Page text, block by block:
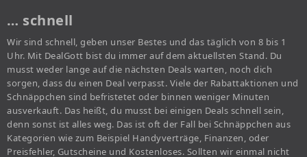
… schnell
Wir sind schnell, geben unser Bestes und das täglich von 8 bis 1
Uhr. Mit DealGott bist du immer auf dem aktuellsten Stand. Du
musst weder lange auf die nächsten Deals warten, noch dich
sorgen, dass du einen Deal verpasst. Viele der Rabattaktionen und
Schnäppchen sind befristetet oder binnen weniger Minuten
ausverkauft. Das heißt, du musst bei einigen Deals schnell sein,
denn sonst ist alles weg. Das ist oft der Fall bei Schnäppchen aus
Kategorien wie zum Beispiel Handyverträge, Finanzen, oder
Preisfehler, Gutscheine und Kostenloses. Sollten wir einmal nicht